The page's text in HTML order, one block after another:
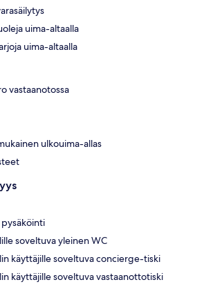
uima-altaalla
uima-altaalla
vastaanotossa
ulkouima-allas
soveltuva yleinen WC
käyttäjille soveltuva concierge-tiski
käyttäjille soveltuva vastaanottotiski